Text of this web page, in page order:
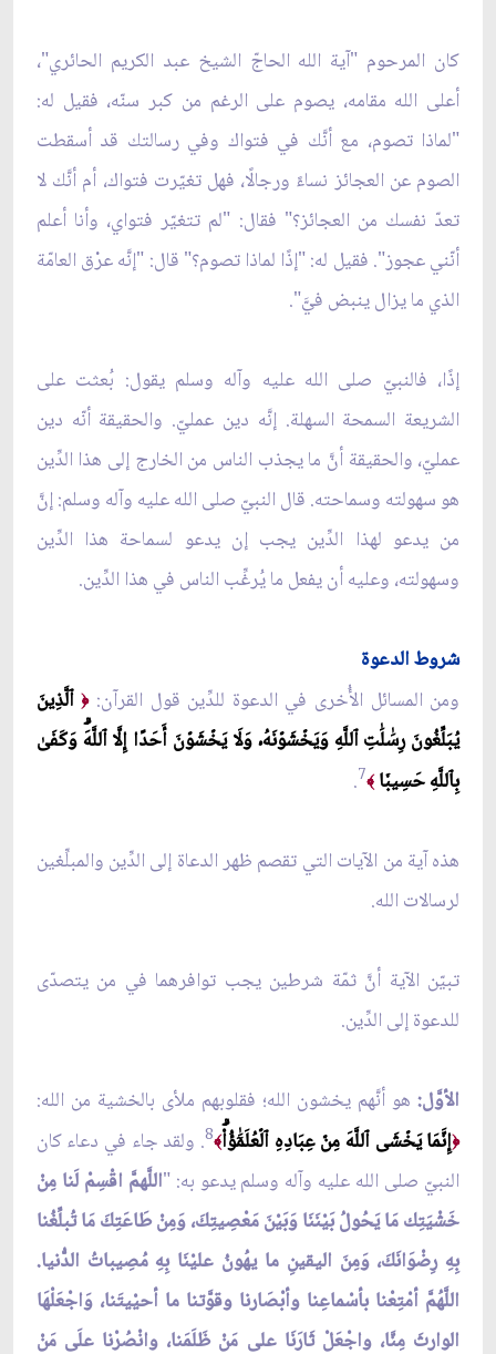
كان المرحوم "آية الله الحاجّ الشيخ عبد الكريم الحائري"،
أعلى الله مقامه، يصوم على الرغم من كبر سنّه، فقيل له:
"لماذا تصوم، مع أنَّك في فتواك وفي رسالتك قد أسقطت
الصوم عن العجائز نساءً ورجالًا، فهل تغيّرت فتواك، أم أنَّك لا
تعدّ نفسك من العجائز؟" فقال: "لم تتغيّر فتواي، وأنا أعلم
أنّني عجوز". فقيل له: "إذًا لماذا تصوم؟" قال: "إنَّه عرْق العامّة
الذي ما يزال ينبض فيَّ".
إذًا، فالنبيّ صلى الله عليه وآله وسلم يقول: بُعثت على
الشريعة السمحة السهلة. إنَّه دين عمليّ. والحقيقة أنّه دين
عمليّ، والحقيقة أنَّ ما يجذب الناس من الخارج إلى هذا الدِّين
هو سهولته وسماحته. قال النبيّ صلى الله عليه وآله وسلم: إنَّ
من يدعو لهذا الدِّين يجب إن يدعو لسماحة هذا الدِّين
وسهولته، وعليه أن يفعل ما يُرغِّب الناس في هذا الدِّين.
شروط الدعوة
ومن المسائل الأُخرى في الدعوة للدِّين قول القرآن:﴿ٱلَّذِينَ
يُبَلِّغُونَ رِسَٰلَٰتِ ٱللَّهِ وَيَخۡشَوۡنَهُۥ وَلَا يَخۡشَوۡنَ أَحَدًا إِلَّا ٱللَّهَۗ وَكَفَىٰ
بِٱللَّهِ حَسِيبٗا﴾7
.
هذه آية من الآيات التي تقصم ظهر الدعاة إلى الدِّين والمبلِّغين
لرسالات الله.
تبيّن الآية أنَّ ثمّة شرطين يجب توافرهما في من يتصدّى
للدعوة إلى الدِّين.
الأوَّل:هو أنَّهم يخشون الله؛ فقلوبهم ملأى بالخشية من الله:
﴿إِنَّمَا يَخۡشَى ٱللَّهَ مِنۡ عِبَادِهِ ٱلۡعُلَمَٰٓؤُاْۗ﴾8. ولقد جاء في دعاء كان
النبيّ صلى الله عليه وآله وسلم يدعو به: "اللَّهمَّ اقْسِمْ لَنا مِنْ
خَشْيَتِك مَا يَحُولُ بَيْنَنَا وَبَيْنَ مَعْصِيتِكَ، وَمِنْ طَاعَتِكَ مَا تُبلِّغُنا
بِهِ رِضْوَانَكَ، وَمِنَ اليقينِ ما يهُونُ عليْنَا بِهِ مُصِيباتُ الدُّنيا.
اللَّهُمَّ أمْتِعْنا بأسْماعِنا وأبْصَارنا وقوَّتنا ما أحيْيتَنا، وَاجْعَلْهَا
الوارثَ مِنَّا، واجْعَلْ ثَارَنَا على مَنْ ظَلَمَنا، وانْصُرْنا علَى مَنْ